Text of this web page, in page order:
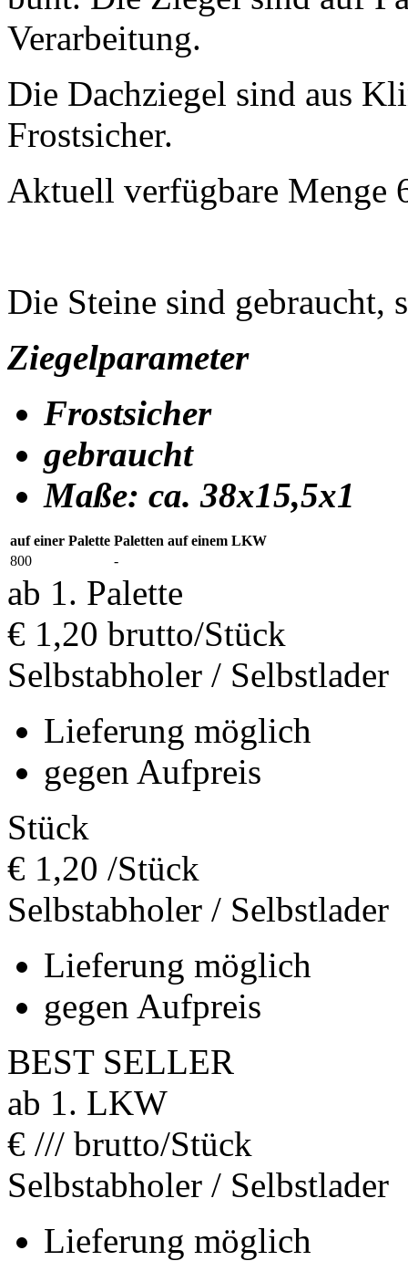
Verarbeitung.
Die Dachziegel sind aus
Frostsicher.
Aktuell verfügbare Menge
Die Steine sind gebraucht,
Ziegelparameter
Frostsicher
gebraucht
Maße: ca. 38x15,5x1
auf einer Palette Paletten auf einem LKW
800
-
ab 1. Palette
€ 1,20 brutto/Stück
Selbstabholer / Selbstlader
Lieferung möglich
gegen Aufpreis
Stück
€ 1,20 /Stück
Selbstabholer / Selbstlader
Lieferung möglich
gegen Aufpreis
BEST SELLER
ab 1. LKW
€ /// brutto/Stück
Selbstabholer / Selbstlader
Lieferung möglich